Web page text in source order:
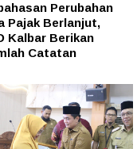
Perubahan
Pajak Berlanjut,
Kalbar Berikan
Catatan